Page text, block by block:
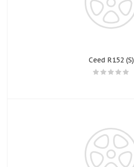
Ceed R152 (S)